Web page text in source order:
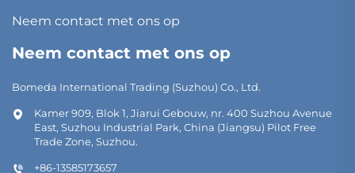
Neem contact met ons op
Neem contact met ons op
Bomeda International Trading (Suzhou) Co., Ltd.
Kamer 909, Blok 1, Jiarui Gebouw, nr. 400 Suzhou Avenue
East, Suzhou Industrial Park, China (Jiangsu) Pilot Free
Trade Zone, Suzhou.
+86-13585173657